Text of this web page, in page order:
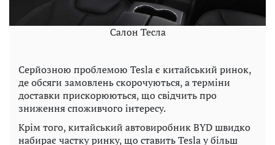
Салон Тесла
Серйозною проблемою Tesla є китайський ринок,
де обсяги замовлень скорочуються, а терміни
доставки прискорюються, що свідчить про
зниження споживчого інтересу.
Крім того, китайський автовиробник BYD швидко
набирає частку ринку, що ставить Tesla у більш